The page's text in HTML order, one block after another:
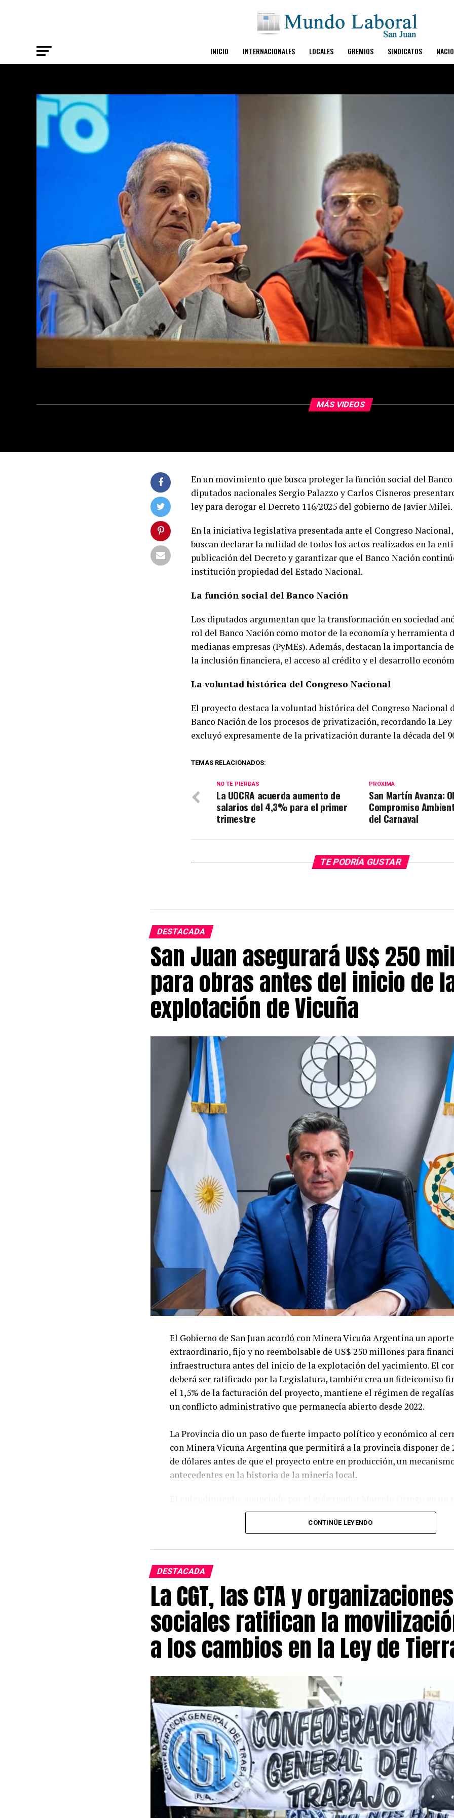
INICIO INTERNACIONALES LOCALES GREMIOS SINDICATOS
MÁS VIDEOS
En un movimiento que busca proteger la función social del
diputados nacionales Sergio Palazzo y Carlos Cisneros
ley para derogar el Decreto 116/2025 del gobierno de Javier Milei.
En la iniciativa legislativa presentada ante el Congreso
buscan declarar la nulidad de todos los actos realizados en la
publicación del Decreto y garantizar que el Banco Nación
institución propiedad del Estado Nacional.
La función social del Banco Nación
Los diputados argumentan que la transformación en sociedad
rol del Banco Nación como motor de la economía y herramienta
medianas empresas (PyMEs). Además, destacan la importancia
la inclusión financiera, el acceso al crédito y el desarrollo
La voluntad histórica del Congreso Nacional
El proyecto destaca la voluntad histórica del Congreso Nacional
Banco Nación de los procesos de privatización, recordando la Ley
excluyó expresamente de la privatización durante la década del
TEMAS RELACIONADOS:
PRÓXIMA
San Martín Avanza:
Compromiso
del Carnaval
NO TE PIERDAS
La UOCRA acuerda aumento de
salarios del 4,3% para el primer
trimestre
TE PODRÍA GUSTAR
DESTACADA
San Juan asegurará US$ 250
para obras antes del inicio de
explotación de Vicuña
El Gobierno de San Juan acordó con Minera Vicuña Argentina un aporte
extraordinario, fijo y no reembolsable de US$ 250 millones para
infraestructura antes del inicio de la explotación del yacimiento. El
deberá ser ratificado por la Legislatura, también crea un fideicomiso
el 1,5% de la facturación del proyecto, mantiene el régimen de
un conflicto administrativo que permanecía abierto desde 2022.
La Provincia dio un paso de fuerte impacto político y económico al
con Minera Vicuña Argentina que permitirá a la provincia disponer de
de dólares antes de que el proyecto entre en producción, un
antecedentes en la historia de la minería local.
emitido por Cadena Provincial, establece un aporte extraordinario
el mandatario, será fijo, no reembolsable y no compensable, una
del emprendimiento.
El convenio será enviado a la Cámara de Diputados para su
totalidad de esos fondos a obras de infraestructura vial, hídrica y de
decisión apunta a acelerar inversiones consideradas prioritarias para
provincial sin esperar el inicio de la explotación comercial del
consecuente ingreso de regalías.
Más allá del desembolso inicial, el pacto incorpora un esquema de
recibirá un aporte equivalente al 1,5% del valor bruto de facturación
Vicuña. Esos recursos serán administrados, auditados y ejecutados por
provincial bajo los procedimientos previstos en la legislación de
pública.
El convenio, además, ratifica el régimen vigente de regalías mineras,
fijado en el 3% del valor bruto de facturación una vez iniciada la etapa
Uno de los puntos centrales del entendimiento es que también
controversia administrativa originada en 2022 por la aplicación de la
Impacto Ambiental (DIA), un diferendo que condicionaba aspectos
CONTINÚE LEYENDO
DESTACADA
La CGT, las CTA y organizaciones
sociales ratifican la
a los cambios en la Ley de